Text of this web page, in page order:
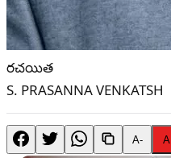
రచయిత
S. PRASANNA VENKATSH
A- A